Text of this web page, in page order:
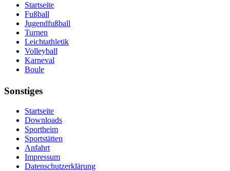
Startseite
Fußball
Jugendfußball
Turnen
Leichtathletik
Volleyball
Karneval
Boule
Sonstiges
Startseite
Downloads
Sportheim
Sportstätten
Anfahrt
Impressum
Datenschutzerklärung